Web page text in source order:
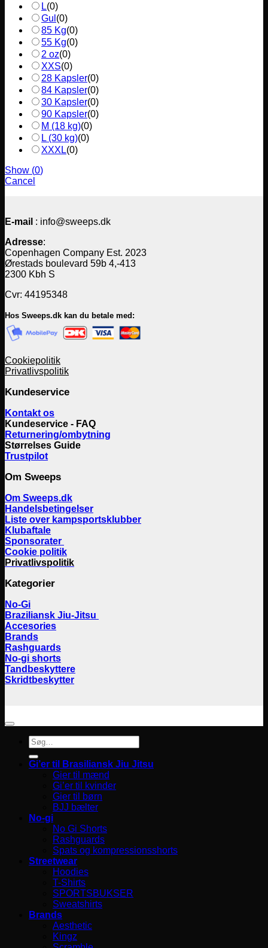
L(0)
Gul (0)
85 Kg(0)
55 Kg(0)
2 oz(0)
XXS(0)
28 Kapsler(0)
84 Kapsler(0)
30 Kapsler(0)
90 Kapsler(0)
M (18 kg)(0)
L (30 kg)(0)
XXXL(0)
Show (0)
Cancel
E-mail : info@sweeps.dk
Adresse:
Copenhagen Company Est. 2023
Ørestads boulevard 59b 4,-413
2300 Kbh S
Cvr: 44195348
Hos Sweeps.dk kan du betale med:
Cookiepolitik
Privatlivspolitik
Kundeservice
Kontakt os
Kundeservice - FAQ
Returnering/ombytning
Størrelses Guide
Trustpilot
Om Sweeps
Om Sweeps.dk
Handelsbetingelser
Liste over kampsportsklubber
Klubaftale
Sponsorater
Cookie politik
Privatlivspolitik
Kategorier
No-Gi
Braziliansk Jiu-Jitsu
Accesories
Brands
Rashguards
No-gi shorts
Tandbeskyttere
Skridtbeskytter
Søg
efter:
Gi’er til Brasiliansk Jiu Jitsu
Gier til mænd
Gi’er til kvinder
Gier til børn
BJJ bælter
No-gi
No Gi Shorts
Rashguards
Spats og kompressionsshorts
Streetwear
Hoodies
T-Shirts
SPORTSBUKSER
Sweatshirts
Brands
Aesthetic
Kingz